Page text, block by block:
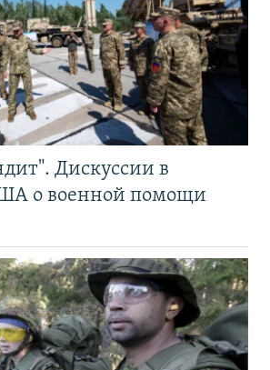
Дискуссии в
о военной помощи